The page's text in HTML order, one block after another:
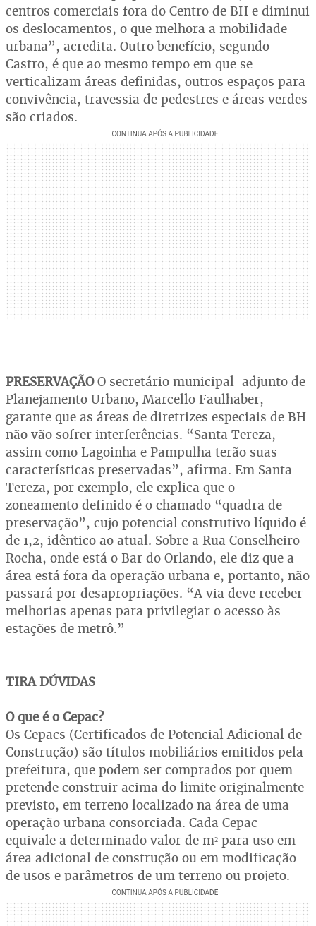
centros comerciais fora do Centro de BH e diminui
os deslocamentos, o que melhora a mobilidade
urbana”, acredita. Outro benefício, segundo
Castro, é que ao mesmo tempo em que se
verticalizam áreas definidas, outros espaços para
convivência, travessia de pedestres e áreas verdes
são criados.
PRESERVAÇÃOO secretário municipal-adjunto de
Planejamento Urbano, Marcello Faulhaber,
garante que as áreas de diretrizes especiais de BH
não vão sofrer interferências. “Santa Tereza,
assim como Lagoinha e Pampulha terão suas
características preservadas”, afirma. Em Santa
Tereza, por exemplo, ele explica que o
zoneamento definido é o chamado “quadra de
preservação”, cujo potencial construtivo líquido é
de 1,2, idêntico ao atual. Sobre a Rua Conselheiro
Rocha, onde está o Bar do Orlando, ele diz que a
área está fora da operação urbana e, portanto, não
passará por desapropriações. “A via deve receber
melhorias apenas para privilegiar o acesso às
estações de metrô.”
TIRA DÚVIDAS
O que é o Cepac?
Os Cepacs (Certificados de Potencial Adicional de
Construção) são títulos mobiliários emitidos pela
prefeitura, que podem ser comprados por quem
pretende construir acima do limite originalmente
previsto, em terreno localizado na área de uma
operação urbana consorciada. Cada Cepac
equivale a determinado valor de m² para uso em
área adicional de construção ou em modificação
de usos e parâmetros de um terreno ou projeto.